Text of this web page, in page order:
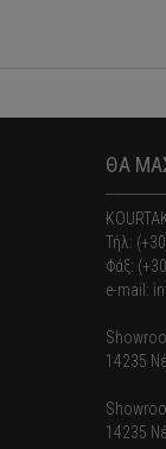
ΘΑ
Τήλ:
Φάξ:
e-mail:
14235
14235